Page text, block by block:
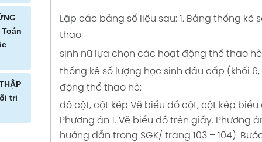
THU
6
nối
thức
Toán
VÀ
Kết
tri
Lập các bảng số liệu sau: 1. Bảng thống kê
thao
sinh nữ lựa chọn các hoạt động thể thao
thống kê số lượng học sinh đầu cấp (khối
động thể thao hè:
đồ cột, cột kép Vẽ biểu đồ cột, cột kép
Phương án 1. Vẽ biểu đồ trên giấy. Phương
hướng dẫn trong SGK/ trang 103 – 104).